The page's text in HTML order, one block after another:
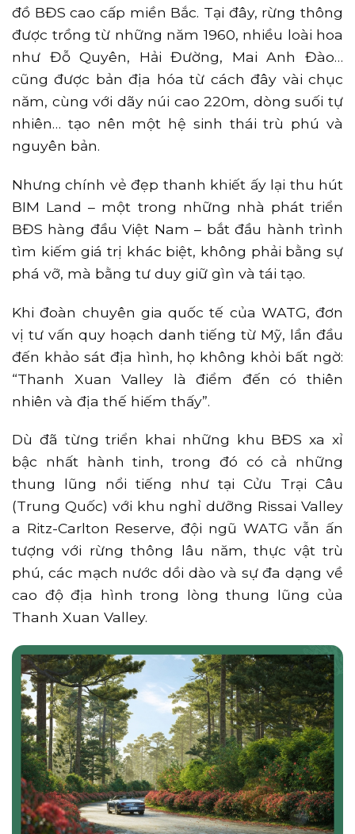
đồ BĐS cao cấp miền Bắc. Tại đây, rừng thông
được trồng từ những năm 1960, nhiều loài hoa
như Đỗ Quyên, Hải Đường, Mai Anh Đào…
cũng được bản địa hóa từ cách đây vài chục
năm, cùng với dãy núi cao 220m, dòng suối tự
nhiên… tạo nên một hệ sinh thái trù phú và
nguyên bản.
Nhưng chính vẻ đẹp thanh khiết ấy lại thu hút
BIM Land – một trong những nhà phát triển
BĐS hàng đầu Việt Nam – bắt đầu hành trình
tìm kiếm giá trị khác biệt, không phải bằng sự
phá vỡ, mà bằng tư duy giữ gìn và tái tạo.
Khi đoàn chuyên gia quốc tế của WATG, đơn
vị tư vấn quy hoạch danh tiếng từ Mỹ, lần đầu
đến khảo sát địa hình, họ không khỏi bất ngờ:
“Thanh Xuan Valley là điểm đến có thiên
nhiên và địa thế hiếm thấy”.
Dù đã từng triển khai những khu BĐS xa xỉ
bậc nhất hành tinh, trong đó có cả những
thung lũng nổi tiếng như tại Cửu Trại Câu
(Trung Quốc) với khu nghỉ dưỡng Rissai Valley
a Ritz-Carlton Reserve, đội ngũ WATG vẫn ấn
tượng với rừng thông lâu năm, thực vật trù
phú, các mạch nước dồi dào và sự đa dạng về
cao độ địa hình trong lòng thung lũng của
Thanh Xuan Valley.